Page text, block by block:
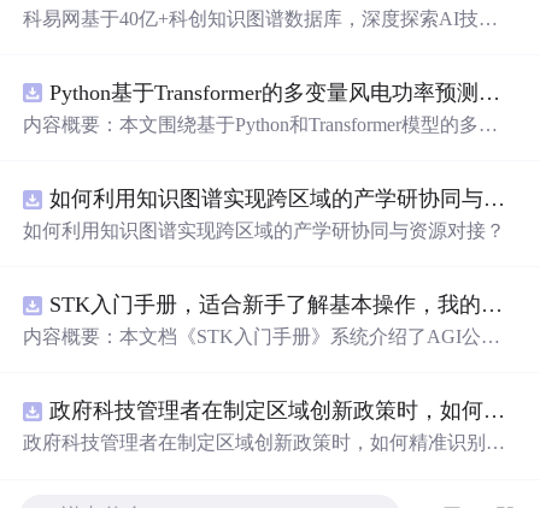
科易网基于40亿+科创知识图谱数据库，深度探索AI技术
新领域的AI+数智化解决方案，推动科技创新与产业创新
智能化发展。
Python基于Transformer的多变量风电功率预测研究
内容概要：本文围绕基于Python和Transformer模型的多变
温度、湿度等多种气象及运行变量作为输入特征，构建高
精度预测模型。为进一步提升预测的稳健性与可靠性，研
计能力。该技术是机器学习与新能源领域深度融合的典型
应用，旨在提高风电并网的稳定性与电网调度的科学性。;
适合人群：具备Python编程基础，熟悉主流深度学习框架
事新能源发电预测、电力系统调度、智能电网优化等相关
工作的技术人员。; 使用场景及目标：①应用于风电场实际
运行中的短期功率预测系统，辅助电网进行精准负荷调配
进或扩展基于Transformer的时间序列预测模型；③探索LA
如何利用知识图谱实现跨区域的产学研协同与资源对接？.docx
如何利用知识图谱实现跨区域的产学研协同与资源对接？
STK入门手册，适合新手了解基本操作，我的主页还有进阶教程
内容概要：本文档《STK入门手册》系统介绍了AGI公司
星、航天器、设施、传感器等）的创建与属性定义，以及
高级分析模块如高精度轨道预测（HPOP）、长周期轨道
政府科技管理者在制定区域创新政策时，如何精准识别不同区域间的创新差距？.docx
政府科技管理者在制定区域创新政策时，如何精准识别不